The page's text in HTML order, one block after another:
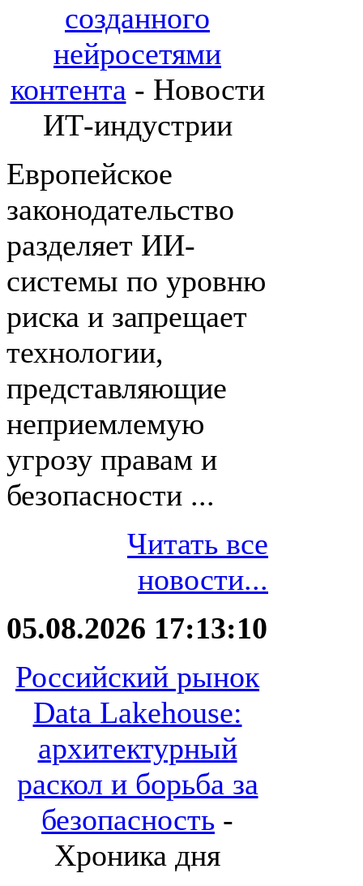
созданного
нейросетями
контента - Новости
ИТ-индустрии
Европейское
законодательство
разделяет ИИ-
системы по уровню
риска и запрещает
технологии,
представляющие
неприемлемую
угрозу правам и
безопасности ...
Читать все
новости...
05.08.2026 17:13:10
Российский рынок
Data Lakehouse:
архитектурный
раскол и борьба за
безопасность -
Хроника дня